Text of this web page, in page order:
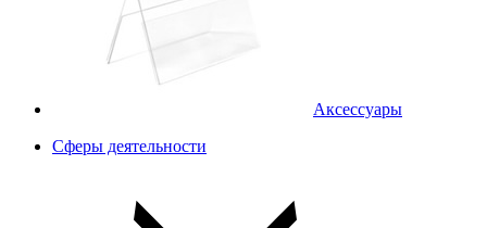
Аксессуары
Сферы деятельности